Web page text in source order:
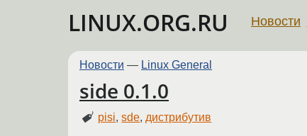
LINUX.ORG.RU Новости
Новости — Linux General
side 0.1.0
pisi,sde, дистрибутив